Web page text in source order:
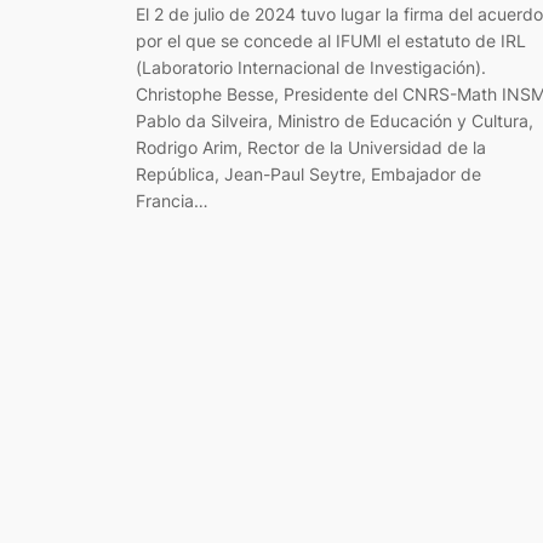
El 2 de julio de 2024 tuvo lugar la firma del acuerdo
por el que se concede al IFUMI el estatuto de IRL
(Laboratorio Internacional de Investigación).
Christophe Besse, Presidente del CNRS-Math
Pablo da Silveira, Ministro de Educación y Cultura,
Rodrigo Arim, Rector de la Universidad de la
República, Jean-Paul Seytre, Embajador de
Francia…